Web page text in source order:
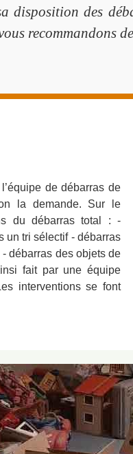
disposition des
recommandons
de débarras de
la demande. Sur le
du débarras total : -
un tri sélectif - débarras
débarras des objets de
fait par une équipe
interventions se font